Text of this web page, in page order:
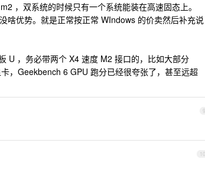
，双系统的时候只有一个系统能装在高速固态上。
啥优势。就是正常按正常 WIndows 的价卖然后补充说
U ，务必带两个 X4 速度 M2 接口的，比如大部分
，Geekbench 6 GPU 跑分已经很夸张了，甚至远超
9
10